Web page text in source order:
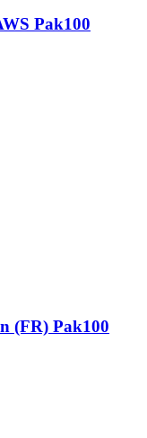
Pak100
(FR) Pak100